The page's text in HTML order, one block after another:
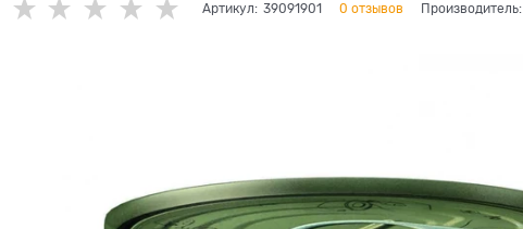
Артикул: 39091901 0 отзывов Производитель: